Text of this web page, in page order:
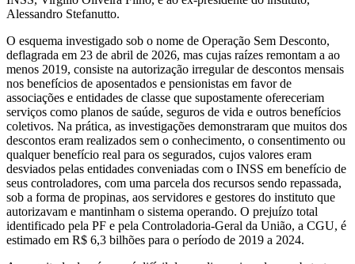
Alessandro Stefanutto.
O esquema investigado sob o nome de Operação Sem Desconto,
deflagrada em 23 de abril de 2026, mas cujas raízes remontam a ao
menos 2019, consiste na autorização irregular de descontos mensais
nos benefícios de aposentados e pensionistas em favor de
associações e entidades de classe que supostamente ofereceriam
serviços como planos de saúde, seguros de vida e outros benefícios
coletivos. Na prática, as investigações demonstraram que muitos dos
descontos eram realizados sem o conhecimento, o consentimento ou
qualquer benefício real para os segurados, cujos valores eram
desviados pelas entidades conveniadas com o INSS em benefício de
seus controladores, com uma parcela dos recursos sendo repassada,
sob a forma de propinas, aos servidores e gestores do instituto que
autorizavam e mantinham o sistema operando. O prejuízo total
identificado pela PF e pela Controladoria-Geral da União, a CGU, é
estimado em R$ 6,3 bilhões para o período de 2019 a 2024.